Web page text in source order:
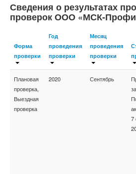
Сведения о результатах
проверок ООО «МСК-Профи
Форма
проверки
Год
проведения
проверки
Месяц
проведения
проверки
Плановая
проверка,
Выездная
проверка
2020 Сентябрь
7